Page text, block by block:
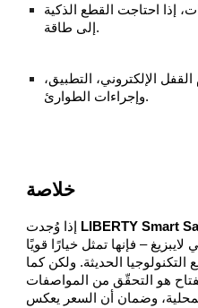
إذا احتاجت القطع الذكية
إلى طاقة.
الإلكتروني، التطبيق،
وإجراءات الطوارئ.
خلاصة
LIBERTY Smart
– فإنها تمثل خيارًا قويًا
التكنولوجيا الحديثة. ولكن كما
هو التحقّق من المواصفات
وضمان أن السعر يعكس